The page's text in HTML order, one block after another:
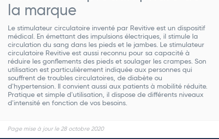
la marque
Le stimulateur circulatoire inventé par Revitive est un dispositif
médical. En émettant des impulsions électriques, il stimule la
circulation du sang dans les pieds et le jambes. Le stimulateur
circulatoire Revitive est aussi reconnu pour sa capacité à
réduire les gonflements des pieds et soulager les crampes. Son
utilisation est particulièrement indiquée aux personnes qui
souffrent de troubles circulatoires, de diabète ou
d'hypertension. Il convient aussi aux patients à mobilité réduite.
Pratique et simple d'utilisation, il dispose de différents niveaux
d'intensité en fonction de vos besoins.
Page mise à jour le 28 octobre 2020